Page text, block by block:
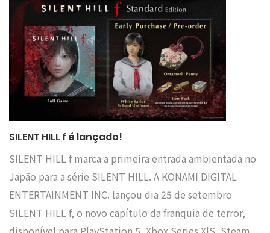
SILENT HILL f é lançado!
SILENT HILL f marca a primeira entrada ambientada no
Japão para a série SILENT HILL. A KONAMI DIGITAL
ENTERTAINMENT INC. lançou dia 25 de setembro
SILENT HILL f, o novo capítulo da franquia de terror,